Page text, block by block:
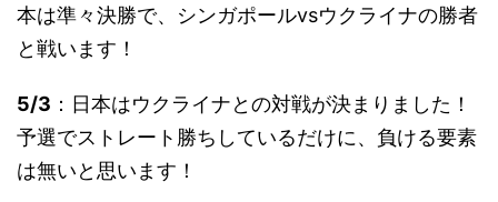
本は準々決勝で、シンガポールvsウクライナの勝者
と戦います！
5/3 ：日本はウクライナとの対戦が決まりました！
予選でストレート勝ちしているだけに、負ける要素
は無いと思います！